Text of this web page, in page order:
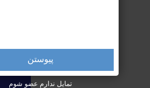
پیوستن
تمایل ندارم عضو شوم